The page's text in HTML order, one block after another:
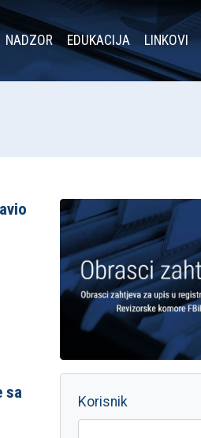
NADZOR EDUKACIJA LINKOVI
sa
Korisnik